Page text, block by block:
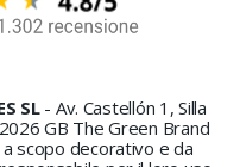
SL- Av. Castellón 1, Silla
GB The Green Brand
scopo decorativo e da